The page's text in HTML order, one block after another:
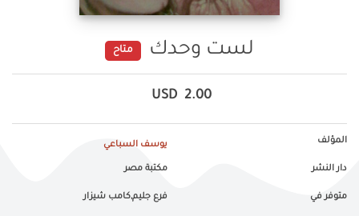
لست وحدك متاح
2.00
USD
المؤلف يوسف السباعي
دار النشر مكتبة مصر
متوفر في فرع جليم,كامب شيزار